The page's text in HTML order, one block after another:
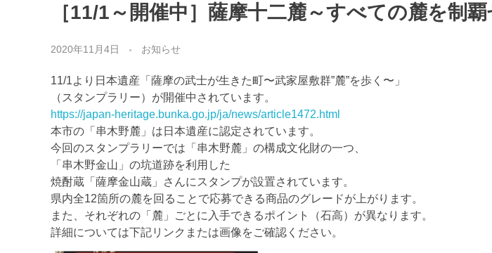
［11/1～開催中］薩摩十二麓～すべての麓を制覇
2020年11月4日 お知らせ
11/1より日本遺産「薩摩の武士が生きた町〜武家屋敷群”麓”を歩く〜」
（スタンプラリー）が開催中されています。
https://japan-heritage.bunka.go.jp/ja/news/article1472.html
本市の「串木野麓」は日本遺産に認定されています。
今回のスタンプラリーでは「串木野麓」の構成文化財の一つ、
「串木野金山」の坑道跡を利用した
焼酎蔵「薩摩金山蔵」さんにスタンプが設置されています。
県内全12箇所の麓を回ることで応募できる商品のグレードが上がります。
また、それぞれの「麓」ごとに入手できるポイント（石高）が異なります。
詳細については下記リンクまたは画像をご確認ください。